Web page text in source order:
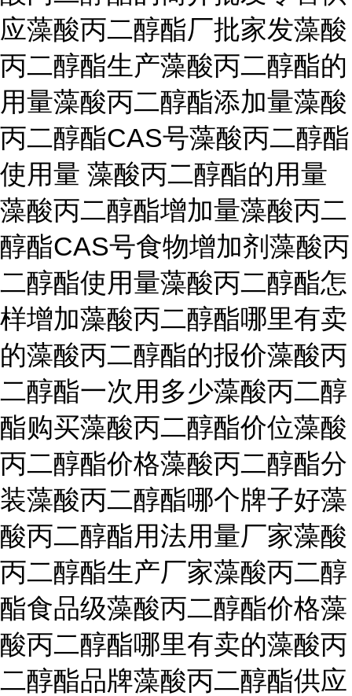
应藻酸丙二醇酯厂批家发藻酸
丙二醇酯生产藻酸丙二醇酯的
用量藻酸丙二醇酯添加量藻酸
丙二醇酯CAS号藻酸丙二醇酯
使用量 藻酸丙二醇酯的用量
藻酸丙二醇酯增加量藻酸丙二
醇酯CAS号食物增加剂藻酸丙
二醇酯使用量藻酸丙二醇酯怎
样增加藻酸丙二醇酯哪里有卖
的藻酸丙二醇酯的报价藻酸丙
二醇酯一次用多少藻酸丙二醇
酯购买藻酸丙二醇酯价位藻酸
丙二醇酯价格藻酸丙二醇酯分
装藻酸丙二醇酯哪个牌子好藻
酸丙二醇酯用法用量厂家藻酸
丙二醇酯生产厂家藻酸丙二醇
酯食品级藻酸丙二醇酯价格藻
酸丙二醇酯哪里有卖的藻酸丙
二醇酯品牌藻酸丙二醇酯供应